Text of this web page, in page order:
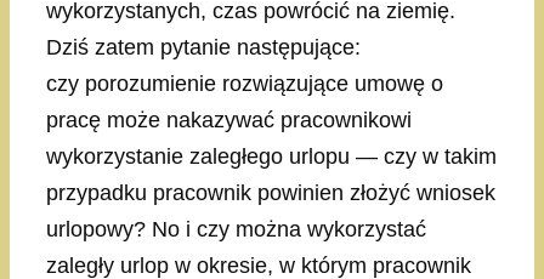
wykorzystanych, czas powrócić na ziemię.
Dziś zatem pytanie następujące:
czy porozumienie rozwiązujące umowę o
pracę może nakazywać pracownikowi
wykorzystanie zaległego urlopu — czy w takim
przypadku pracownik powinien złożyć wniosek
urlopowy? No i czy można wykorzystać
zaległy urlop w okresie, w którym pracownik